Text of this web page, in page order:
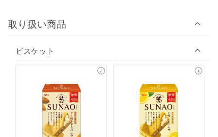
取り扱い商品
ビスケット